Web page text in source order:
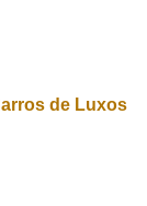
de Luxos